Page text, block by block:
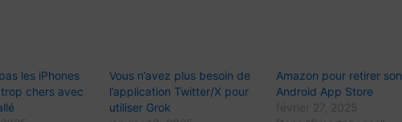
les iPhones
trop chers avec
Vous n’avez plus besoin de
l’application Twitter/X pour
utiliser Grok
Amazon pour retirer son
Android App Store